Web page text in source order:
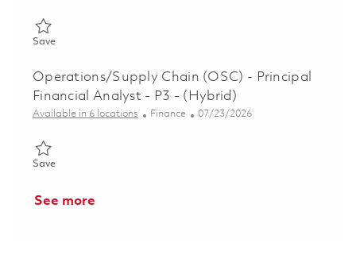
SaveSave Ground Based Radar Digitization (GBRD) FP&A and
Operations/Supply Chain (OSC) - Principal
Financial Analyst - P3 - (Hybrid)
Available in 6 locations Category
Finance Posted Date
07/23/2026
SaveSave Operations/Supply Chain (OSC) - Principal Financial
See more